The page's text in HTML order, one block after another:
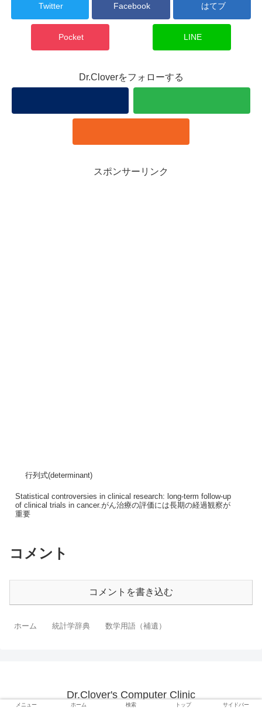
Twitter Facebook はてブ
Pocket LINE
Dr.Cloverをフォローする
スポンサーリンク
行列式(determinant)
Statistical controversies in clinical research: long-term follow-up
of clinical trials in cancer.がん治療の評価には長期の経過観察が
重要
コメント
コメントを書き込む
ホーム 統計学辞典 数学用語（補遺）
Dr.Clover's Computer Clinic
メニュー ホーム 検索 トップ サイドバー